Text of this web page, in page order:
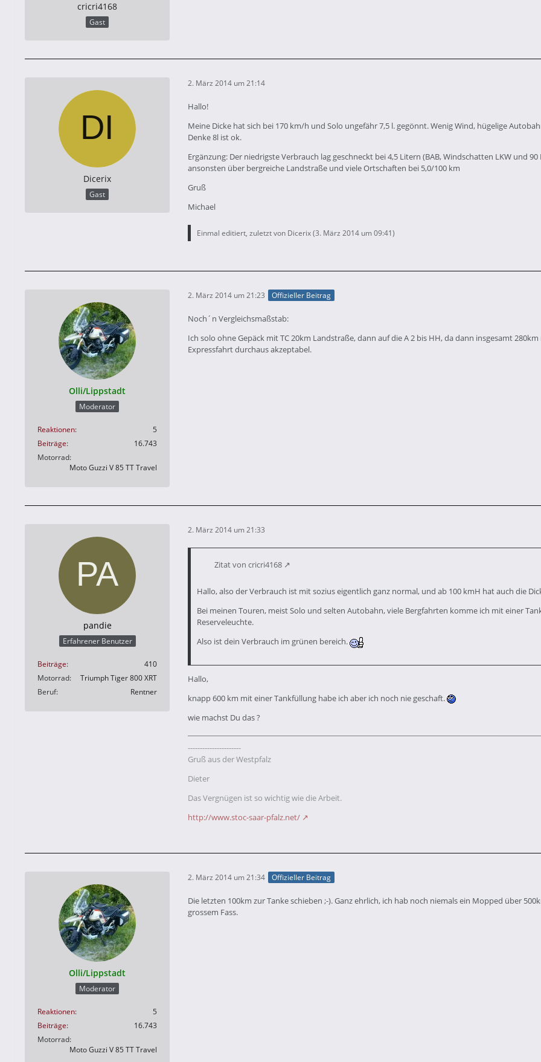
cricri4168
Gast
Dicerix
Gast
2. März 2014 um 21:14
Hallo!
Meine Dicke hat sich bei 170 km/h und Solo ungefähr 7,5 l. gegönnt. Wenig Wind, hügelige
Denke 8l ist ok.
Ergänzung: Der niedrigste Verbrauch lag geschneckt bei 4,5 Litern (BAB, Windschatten LKW und 90
ansonsten über bergreiche Landstraße und viele Ortschaften bei 5,0/100 km
Gruß
Michael
Einmal editiert, zuletzt von Dicerix (3. März 2014 um 09:41)
Olli/Lippstadt
Moderator
Reaktionen
5
Beiträge
16.743
Motorrad
Moto Guzzi V 85 TT Travel
2. März 2014 um 21:23 Offizieller Beitrag
Noch´n Vergleichsmaßstab:
Ich solo ohne Gepäck mit TC 20km Landstraße, dann auf die A 2 bis HH, da dann insgesamt
Expressfahrt durchaus akzeptabel.
pandie
Erfahrener Benutzer
Beiträge
410
Motorrad
Triumph Tiger 800 XRT
Beruf
Rentner
2. März 2014 um 21:33
Zitat von cricri4168
Hallo, also der Verbrauch ist mit sozius eigentlich ganz normal, und ab 100 kmH hat auch die
Bei meinen Touren, meist Solo und selten Autobahn, viele Bergfahrten komme ich mit einer
Reserveleuchte.
Also ist dein Verbrauch im grünen bereich.
Hallo,
knapp 600 km mit einer Tankfüllung habe ich aber ich noch nie geschaft.
wie machst Du das ?
----------------------
Gruß aus der Westpfalz
Dieter
Das Vergnügen ist so wichtig wie die Arbeit.
http://www.stoc-saar-pfalz.net/
Olli/Lippstadt
Moderator
Reaktionen
5
Beiträge
16.743
Motorrad
Moto Guzzi V 85 TT Travel
2. März 2014 um 21:34 Offizieller Beitrag
Die letzten 100km zur Tanke schieben ;-). Ganz ehrlich, ich hab noch niemals ein Mopped über
grossem Fass.